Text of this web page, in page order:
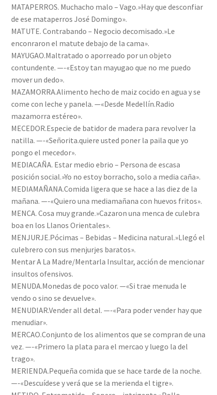
MATAPERROS. Muchacho malo – Vago.»Hay que desconfiar
de ese mataperros José Domingo».
MATUTE. Contrabando – Negocio decomisado.»Le
enconraron el matute debajo de la cama».
MAYUGAO.Maltratado o aporreado por un objeto
contundente. —-«Estoy tan mayugao que no me puedo
mover un dedo».
MAZAMORRA.Alimento hecho de maiz cocido en agua y se
come con leche y panela. —«Desde Medellín.Radio
mazamorra estéreo».
MECEDOR.Especie de batidor de madera para revolver la
natilla. —-«Señorita.quiere usted poner la paila que yo
pongo el mecedor».
MEDIACAÑA. Estar medio ebrio – Persona de escasa
posición social.»Yo no estoy borracho, solo a media caña».
MEDIAMAÑANA.Comida ligera que se hace a las diez de la
mañana. —-«Quiero una mediamañana con huevos fritos».
MENCA. Cosa muy grande.»Cazaron una menca de culebra
boa en los Llanos Orientales».
MENJURJE.Pócimas – Bebidas – Medicina natural.»Llegó el
culebrero con sus menjurjes baratos».
Mentar A La Madre/Mentarla Insultar, acción de mencionar
insultos ofensivos.
MENUDA.Monedas de poco valor. —«Si trae menuda le
vendo o sino se devuelve».
MENUDIAR.Vender all detal. —-«Para poder vender hay que
menudiar».
MERCAO.Conjunto de los alimentos que se compran de una
vez. —-«Primero la plata para el mercao y luego la del
trago».
MERIENDA.Pequeña comida que se hace tarde de la noche.
—-«Descuídese y verá que se la merienda el tigre».